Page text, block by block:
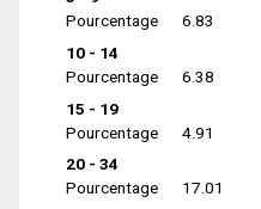
Pourcentage
6.83
10 - 14
Pourcentage
6.38
15 - 19
Pourcentage
4.91
20 - 34
Pourcentage
17.01